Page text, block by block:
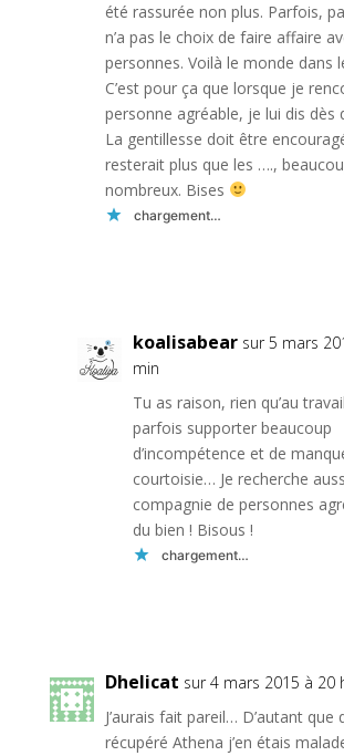
été rassurée non plus. Parfois,
n’a pas le choix de faire affaire
personnes. Voilà le monde dans
C’est pour ça que lorsque je
personne agréable, je lui dis dès
La gentillesse doit être
resterait plus que les ….,
nombreux. Bises
chargement…
koalisabear sur 5 mars
min
Tu as raison, rien qu’au
parfois supporter beaucoup
d’incompétence et de
courtoisie… Je recherche
compagnie de personnes
du bien ! Bisous !
chargement…
Dhelicat sur 4 mars 2015 à 20
J’aurais fait pareil… D’autant que
récupéré Athena j’en étais